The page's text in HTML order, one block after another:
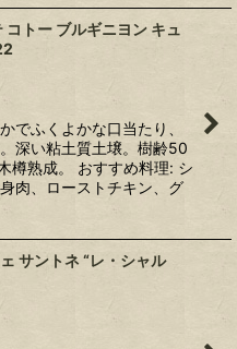
コトー ブルギニヨン キュ
でふくよかな口当たり、
深い粘土質土壌。樹齢50
樽熟成。 おすすめ料理: シ
肉、ローストチキン、グ
サントネ “レ・シャル